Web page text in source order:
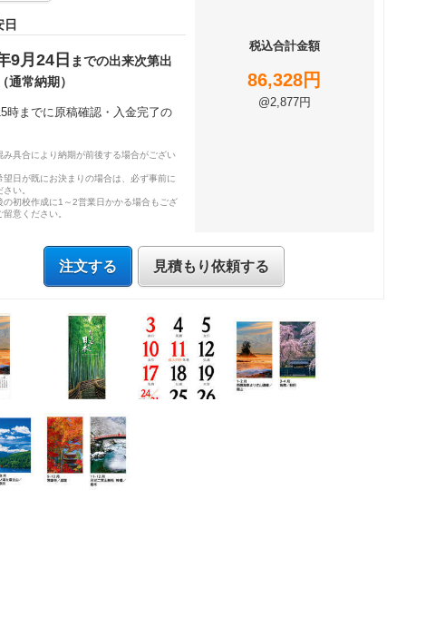
日
9月24日 までの出来次第出
通常納期）
時までに原稿確認・入金完了の
具合により納期が前後する場合がござい
日が既にお決まりの場合は、必ず事前に
い。
初校作成に1～2営業日かかる場合もござ
意ください。
税込合計金額
86,328円
@2,877円
注文する 見積もり依頼する